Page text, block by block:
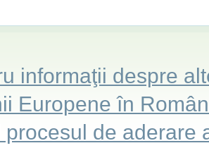
informaţii despre
Europene în
procesul de aderare